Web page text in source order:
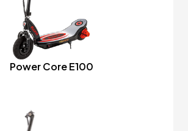
Power Core E100